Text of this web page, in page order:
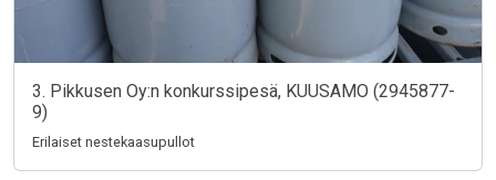
3. Pikkusen Oy:n konkurssipesä, KUUSAMO (2945877-
9)
Erilaiset nestekaasupullot